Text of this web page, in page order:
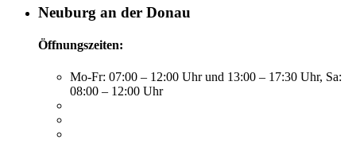
Neuburg an der Donau
Öffnungszeiten:
Mo-Fr: 07:00 – 12:00 Uhr und 13:00 – 17:30 Uhr, Sa:
08:00 – 12:00 Uhr